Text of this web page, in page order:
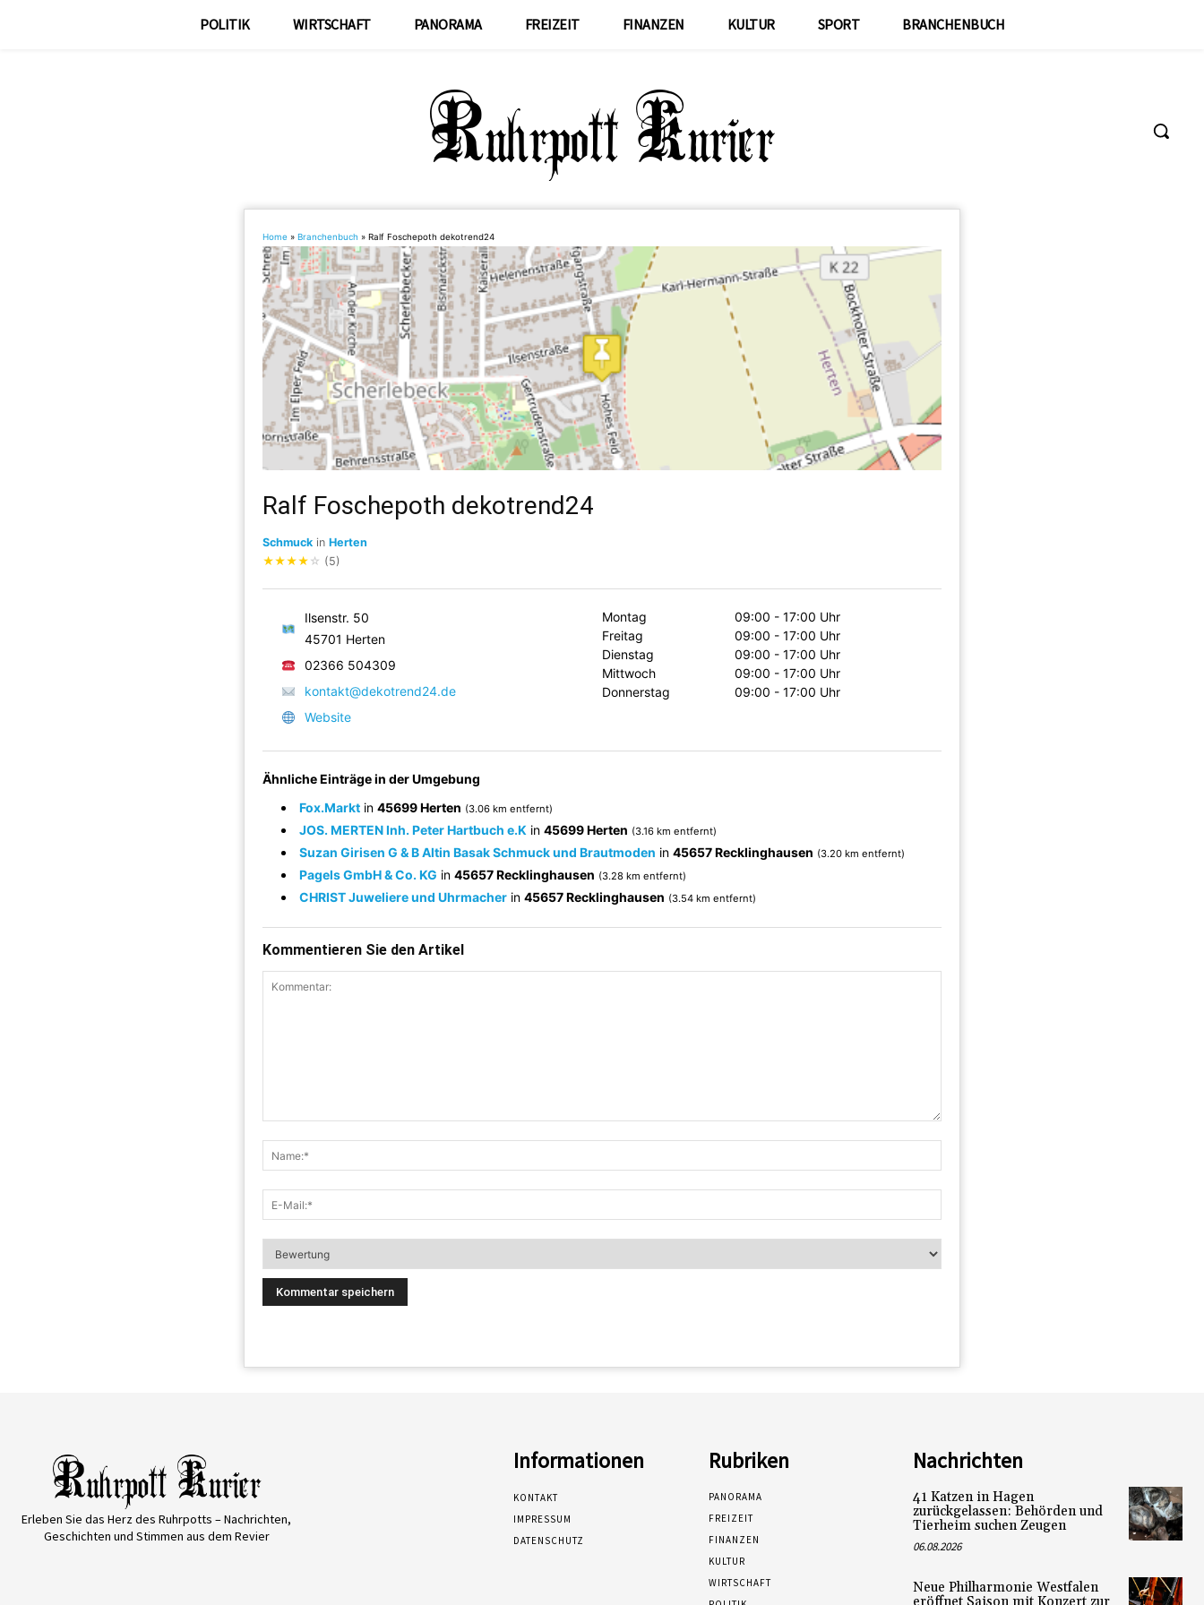
POLITIK WIRTSCHAFT PANORAMA FREIZEIT FINANZEN KULTUR SPORT BRANCHENBUCH
Home » Branchenbuch » Ralf Foschepoth dekotrend24
Ralf Foschepoth dekotrend24
Schmuck in Herten
★★★★ ☆ (5)
Ilsenstr. 50
45701 Herten
02366 504309
kontakt@dekotrend24.de
Website
Montag
09:00 - 17:00 Uhr
Freitag
09:00 - 17:00 Uhr
Dienstag
09:00 - 17:00 Uhr
Mittwoch
09:00 - 17:00 Uhr
Donnerstag
09:00 - 17:00 Uhr
Ähnliche Einträge in der Umgebung
Fox.Markt in 45699 Herten (3.06 km entfernt)
JOS. MERTEN Inh. Peter Hartbuch e.K in 45699 Herten (3.16 km entfernt)
Suzan Girisen G & B Altin Basak Schmuck und Brautmoden in 45657 Recklinghausen (3.20 km entfernt)
Pagels GmbH & Co. KG in 45657 Recklinghausen (3.28 km entfernt)
CHRIST Juweliere und Uhrmacher in 45657 Recklinghausen (3.54 km entfernt)
Kommentieren Sie den Artikel
Erleben Sie das Herz des Ruhrpotts – Nachrichten,
Geschichten und Stimmen aus dem Revier
Informationen
KONTAKT
IMPRESSUM
DATENSCHUTZ
Rubriken
PANORAMA
FREIZEIT
FINANZEN
KULTUR
WIRTSCHAFT
Nachrichten
41 Katzen in Hagen
zurückgelassen: Behörden und
Tierheim suchen Zeugen
06.08.2026
Neue Philharmonie Westfalen